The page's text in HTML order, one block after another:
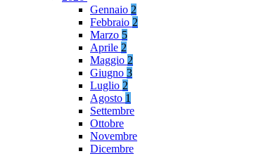
Gennaio 2
Febbraio 2
Marzo 5
Aprile 2
Maggio 2
Giugno 3
Luglio 2
Agosto 1
Settembre
Ottobre
Novembre
Dicembre